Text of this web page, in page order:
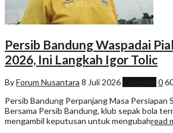
Persib Bandung Waspadai
2026, Ini Langkah Igor Tolic
ByForum Nusantara 8 Juli 2026 0
Persib Bandung Perpanjang Masa Persiapan
Bersama Persib Bandung, klub sepak bola
mengambil keputusan untuk mengubahread